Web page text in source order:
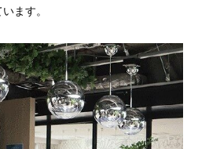
ます。